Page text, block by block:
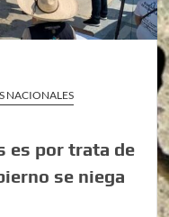
NACIONALES
es por trata de
se niega